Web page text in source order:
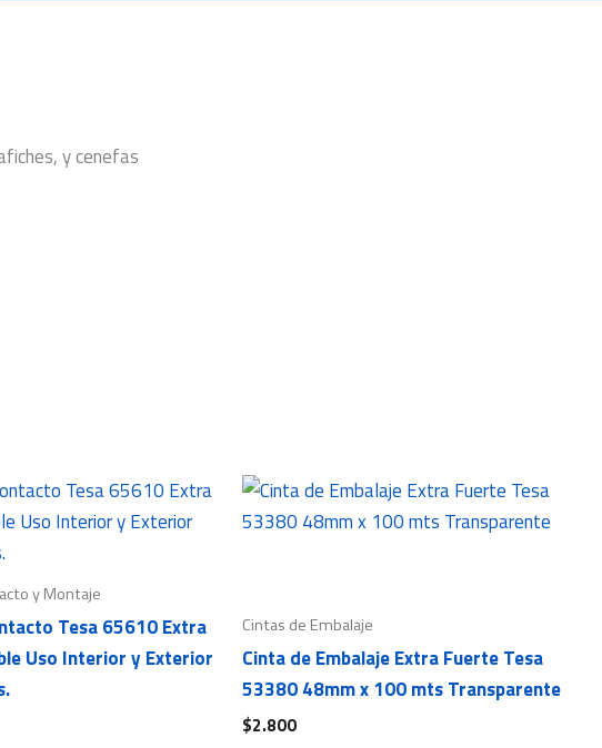
y cenefas
y Montaje
Tesa 65610 Extra
Uso Interior y Exterior
Cintas de Embalaje
Cinta de Embalaje Extra Fuerte Tesa
53380 48mm x 100 mts Transparente
$2.800